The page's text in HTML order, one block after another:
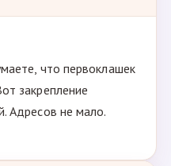
что первоклашек
закрепление
Адресов не мало.